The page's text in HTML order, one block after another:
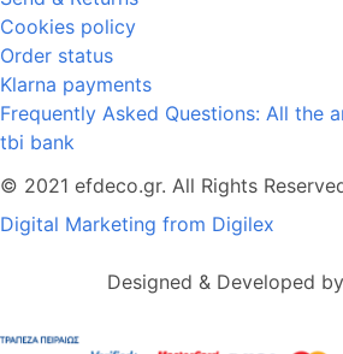
Cookies policy
Order status
Klarna payments
Frequently Asked Questions: All the
tbi bank
© 2021 efdeco.gr. All Rights
Digital Marketing from Digilex
Designed & Developed by